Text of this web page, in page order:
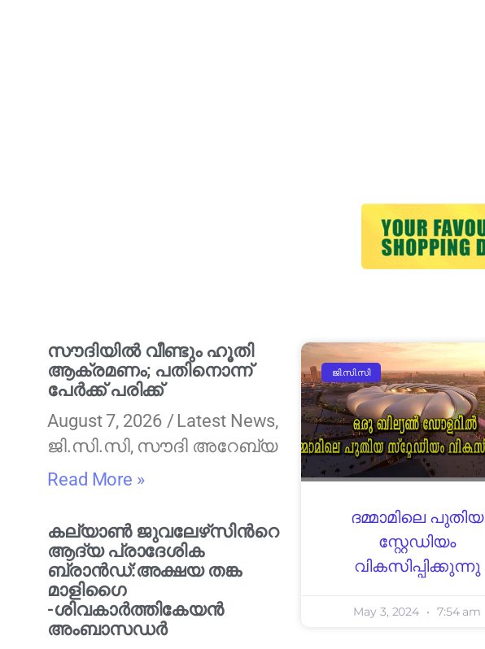
സൗദിയിൽ വീണ്ടും ഹൂതി
ആക്രമണം; പതിനൊന്ന്
പേർക്ക് പരിക്ക്
August 7, 2026
Latest News,
ജി.സി.സി, സൗദി അറേബ്യ
Read More »
കല്യാണ്‍ ജുവലേഴ്‌സിന്‍റെ
ആദ്യ പ്രാദേശിക
ബ്രാന്‍ഡ്:അക്ഷയ തങ്ക
മാളിഗൈ
-ശിവകാര്‍ത്തികേയൻ
അംബാസഡര്‍
ജി.സി.സി
ദമ്മാമിലെ പുതിയ
സ്റ്റേഡിയം
വികസിപ്പിക്കുന്നു
May 3, 2024 7:54 am